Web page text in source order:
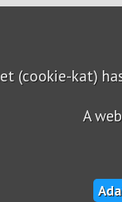
(cookie-kat)
A